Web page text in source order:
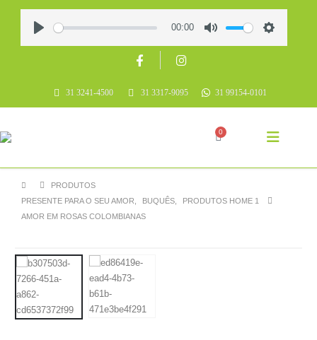
00:00
31 3241-4500 31 3317-9095 31 99154-0101
0
PRODUTOS
PRESENTE PARA O SEU AMOR
BUQUÊS
PRODUTOS HOME 1
AMOR EM ROSAS COLOMBIANAS